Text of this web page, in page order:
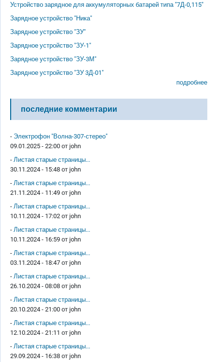
Устройство зарядное для аккумуляторных батарей типа "7Д-0,115"
Зарядное устройство "Ника"
Зарядное устройство "ЗУ"
Зарядное устройство "ЗУ-1"
Зарядное устройство "ЗУ-3М"
Зарядное устройство "ЗУ 3Д-01"
подробнее
последние комментарии
- Электрофон "Волна-307-стерео"
09.01.2025 - 22:00 от john
- Листая старые страницы...
30.11.2024 - 15:48 от john
- Листая старые страницы...
21.11.2024 - 11:49 от john
- Листая старые страницы...
10.11.2024 - 17:02 от john
- Листая старые страницы...
10.11.2024 - 16:59 от john
- Листая старые страницы...
03.11.2024 - 18:47 от john
- Листая старые страницы...
26.10.2024 - 08:08 от john
- Листая старые страницы...
20.10.2024 - 21:00 от john
- Листая старые страницы...
12.10.2024 - 21:11 от john
- Листая старые страницы...
29.09.2024 - 16:38 от john